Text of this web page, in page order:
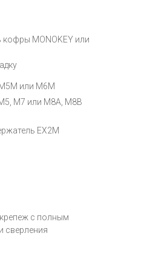
кофры MONOKEY или
или M6M
M7 или M8A, M8B
EX2M
с полным
сверления